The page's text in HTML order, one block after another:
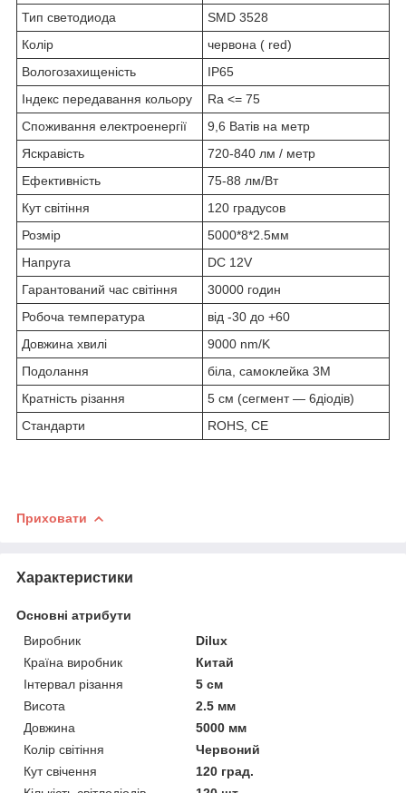
Тип светодиода
SMD 3528
Колір
червона ( red)
Вологозахищеність
IP65
Індекс передавання кольору
Ra <= 75
Споживання електроенергії
9,6 Ватів на метр
Яскравість
720-840 лм / метр
Ефективність
75-88 лм/Вт
Кут світіння
120 градусов
Розмір
5000*8*2.5мм
Напруга
DC 12V
Гарантований час світіння
30000 годин
Робоча температура
від -30 до +60
Довжина хвилі
9000 nm/K
Подолання
біла, самоклейка 3М
Кратність різання
5 см (сегмент — 6діодів)
Стандарти
ROHS, CE
Приховати
Характеристики
Основні атрибути
Виробник
Dilux
Країна виробник
Китай
Інтервал різання
5 см
Висота
2.5 мм
Довжина
5000 мм
Колір світіння
Червоний
Кут свічення
120 град.